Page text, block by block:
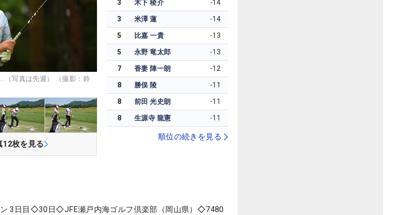
（写真は先週） （撮影：鈴
12枚を見る
3 木下 稜介 -14
3 米澤 蓮 -14
5 比嘉 一貴 -13
5 永野 竜太郎 -13
7 香妻 陣一朗 -12
8 勝俣 陵 -11
8 前田 光史朗 -11
8 生源寺 龍憲 -11
順位の続きを見る
ン 3日目◇30日◇JFE瀬戸内海ゴルフ倶楽部（岡山県）◇7480